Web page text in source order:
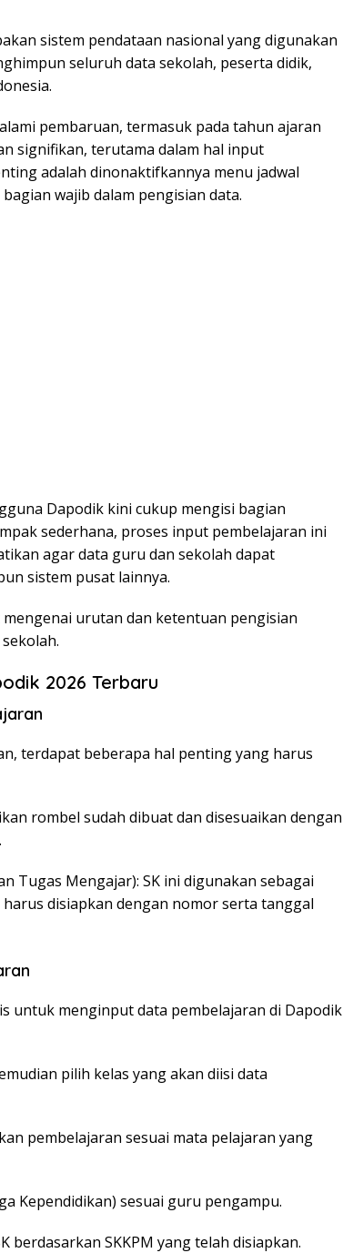
sistem pendataan nasional yang digunakan
seluruh data sekolah, peserta didik,
pembaruan, termasuk pada tahun ajaran
signifikan, terutama dalam hal input
adalah dinonaktifkannya menu jadwal
wajib dalam pengisian data.
Dapodik kini cukup mengisi bagian
sederhana, proses input pembelajaran ini
agar data guru dan sekolah dapat
sistem pusat lainnya.
urutan dan ketentuan pengisian
2026 Terbaru
terdapat beberapa hal penting yang harus
rombel sudah dibuat dan disesuaikan dengan
Tugas Mengajar): SK ini digunakan sebagai
disiapkan dengan nomor serta tanggal
untuk menginput data pembelajaran di Dapodik
pilih kelas yang akan diisi data
pembelajaran sesuai mata pelajaran yang
Kependidikan) sesuai guru pengampu.
berdasarkan SKKPM yang telah disiapkan.